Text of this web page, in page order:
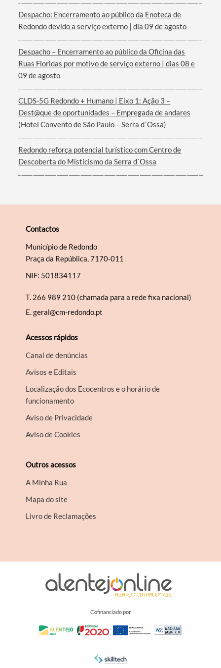
Filtros
Despacho: Encerramento ao público da Enoteca de
Redondo devido a serviço externo | dia 09 de agosto
Despacho – Encerramento ao público da Oficina das
Ruas Floridas por motivo de serviço externo | dias 08 e
09 de agosto
CLDS-5G Redondo + Humano | Eixo 1: Ação 3 –
Dest@que de oportunidades – Empregada de andares
(Hotel Convento de São Paulo – Serra d´Ossa)
Redondo reforça potencial turístico com Centro de
Descoberta do Misticismo da Serra d´Ossa
Contactos
Município de Redondo
Praça da República, 7170-011
NIF: 501834117
T. 266 989 210 (chamada para a rede fixa nacional)
E.geral@cm-redondo.pt
Acessos rápidos
Canal de denúncias
Avisos e Editais
Localização dos Ecocentros e o horário de
funcionamento
Aviso de Privacidade
Aviso de Cookies
Outros acessos
A Minha Rua
Mapa do site
Livro de Reclamações
Cofinanciado por